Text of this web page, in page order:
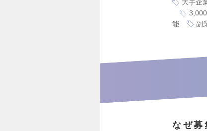
大手企
能
副
なぜ募